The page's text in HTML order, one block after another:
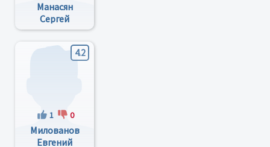
Манасян
Сергей
Минасович
4.2
1 0
Милованов
Евгений